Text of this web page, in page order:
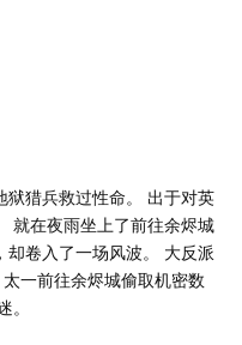
猎兵救过性命。 出于对英
就在夜雨坐上了前往余烬城
卷入了一场风波。 大反派
一前往余烬城偷取机密数